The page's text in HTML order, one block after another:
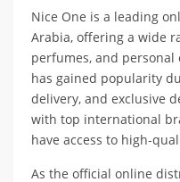
Nice One is a leading
Arabia, offering a wide
perfumes, and
has gained popularity
delivery, and exclusive
with top international
have access to high-
As the official online